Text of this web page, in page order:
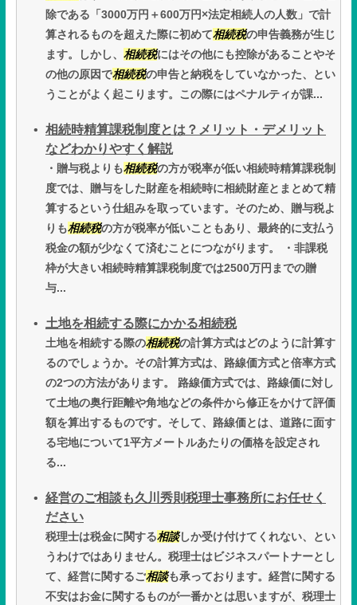
除である「3000万円＋600万円×法定相続人の人数」で計
算されるものを超えた際に初めて相続税の申告義務が生じ
ます。しかし、 相続税にはその他にも控除があることやそ
の他の原因で相続税の申告と納税をしていなかった、とい
うことがよく起こります。この際にはペナルティが課...
相続時精算課税制度とは？メリット・デメリット
などわかりやすく解説
・贈与税よりも相続税の方が税率が低い相続時精算課税制
度では、贈与をした財産を相続時に相続財産とまとめて精
算するという仕組みを取っています。そのため、贈与税よ
りも相続税の方が税率が低いこともあり、最終的に支払う
税金の額が少なくて済むことにつながります。 ・非課税
枠が大きい相続時精算課税制度では2500万円までの贈
与...
土地を相続する際にかかる相続税
土地を相続する際の相続税の計算方式はどのように計算す
るのでしょうか。その計算方式は、路線価方式と倍率方式
の2つの方法があります。 路線価方式では、路線価に対し
て土地の奥行距離や角地などの条件から修正をかけて評価
額を算出するものです。そして、路線価とは、道路に面す
る宅地について1平方メートルあたりの価格を設定され
る...
経営のご相談も久川秀則税理士事務所にお任せく
ださい
税理士は税金に関する相談しか受け付けてくれない、とい
うわけではありません。税理士はビジネスパートナーとし
て、経営に関するご相談も承っております。経営に関する
不安はお金に関するものが一番かとは思いますが、税理士